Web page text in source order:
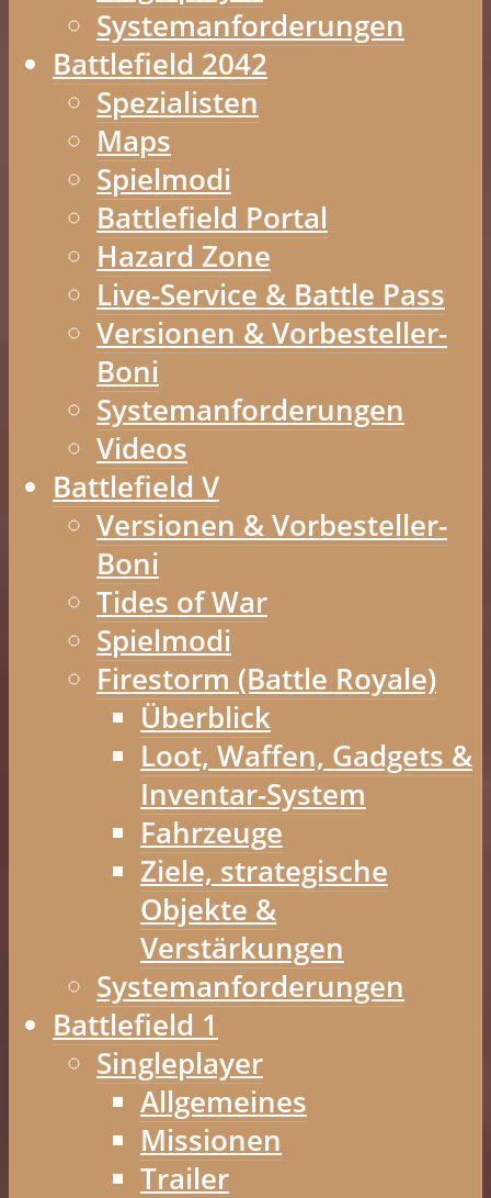
Systemanforderungen
Battlefield 2042
Spezialisten
Maps
Spielmodi
Battlefield Portal
Hazard Zone
Live-Service & Battle Pass
Versionen & Vorbesteller-
Boni
Systemanforderungen
Videos
Battlefield V
Versionen & Vorbesteller-
Boni
Tides of War
Spielmodi
Firestorm (Battle Royale)
Überblick
Loot, Waffen, Gadgets &
Inventar-System
Fahrzeuge
Ziele, strategische
Objekte &
Verstärkungen
Systemanforderungen
Battlefield 1
Singleplayer
Allgemeines
Missionen
Trailer